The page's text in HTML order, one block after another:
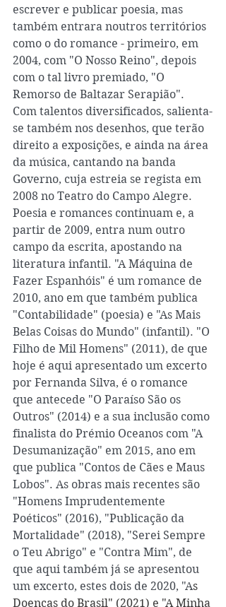
escrever e publicar poesia, mas
também entrara noutros territórios
como o do romance - primeiro, em
2004, com "O Nosso Reino", depois
com o tal livro premiado, "O
Remorso de Baltazar Serapião".
Com talentos diversificados, salienta-
se também nos desenhos, que terão
direito a exposições, e ainda na área
da música, cantando na banda
Governo, cuja estreia se regista em
2008 no Teatro do Campo Alegre.
Poesia e romances continuam e, a
partir de 2009, entra num outro
campo da escrita, apostando na
literatura infantil. "A Máquina de
Fazer Espanhóis" é um romance de
2010, ano em que também publica
"Contabilidade" (poesia) e "As Mais
Belas Coisas do Mundo" (infantil). "O
Filho de Mil Homens" (2011), de que
hoje é aqui apresentado um excerto
por Fernanda Silva, é o romance
que antecede "O Paraíso São os
Outros" (2014) e a sua inclusão como
finalista do Prémio Oceanos com "A
Desumanização" em 2015, ano em
que publica "Contos de Cães e Maus
Lobos". As obras mais recentes são
"Homens Imprudentemente
Poéticos" (2016), "Publicação da
Mortalidade" (2018), "Serei Sempre
o Teu Abrigo" e "Contra Mim", de
que aqui também já se apresentou
um excerto, estes dois de 2020, "As
Doenças do Brasil" (2021) e "A Minha